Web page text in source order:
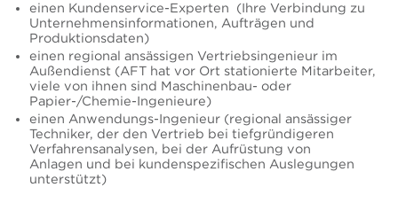
einen Kundenservice-Experten
(Ihre Verbindung zu
Unternehmensinformationen, Aufträgen und
Produktionsdaten)
einen regional ansässigen Vertriebsingenieur im
Außendienst (AFT hat vor Ort stationierte Mitarbeiter,
viele von ihnen sind Maschinenbau- oder
Papier-/Chemie-Ingenieure)
einen Anwendungs-Ingenieur (regional ansässiger
Techniker, der den Vertrieb bei tiefgründigeren
Verfahrensanalysen, bei der Aufrüstung von
Anlagen und bei kundenspezifischen Auslegungen
unterstützt)